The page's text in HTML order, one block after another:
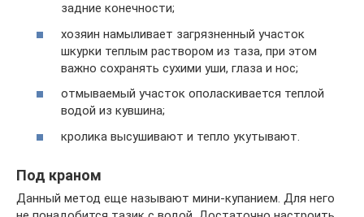
задние конечности;
хозяин намыливает загрязненный участок
шкурки теплым раствором из таза, при этом
важно сохранять сухими уши, глаза и нос;
отмываемый участок ополаскивается теплой
водой из кувшина;
кролика высушивают и тепло укутывают.
Под краном
Данный метод еще называют мини-купанием. Для него